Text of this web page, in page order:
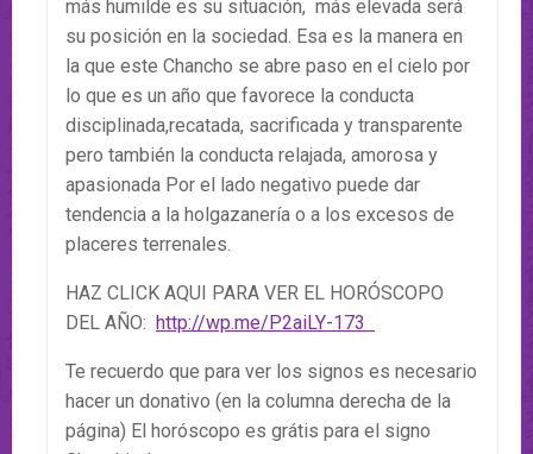
más humilde es su situación, más elevada será
su posición en la sociedad. Esa es la manera en
la que este Chancho se abre paso en el cielo por
lo que es un año que favorece la conducta
disciplinada,recatada, sacrificada y transparente
pero también la conducta relajada, amorosa y
apasionada Por el lado negativo puede dar
tendencia a la holgazanería o a los excesos de
placeres terrenales.
HAZ CLICK AQUI PARA VER EL HORÓSCOPO
DEL AÑO: http://wp.me/P2aiLY-173
Te recuerdo que para ver los signos es necesario
hacer un donativo (en la columna derecha de la
página) El horóscopo es grátis para el signo